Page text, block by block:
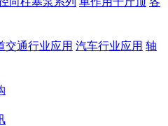
交通行业应用 汽车行业应用 轴